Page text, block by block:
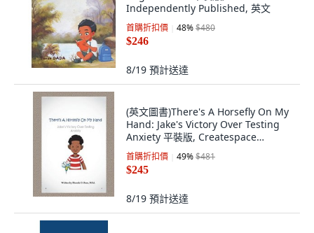
Independently Published, 英文
首購折扣價 48%$480
$246
8/19 預計送達
(英文圖書)There's A Horsefly On My
Hand: Jake's Victory Over Testing
Anxiety 平裝版, Createspace
Independent Pub..., 英文
首購折扣價 49%$481
$245
8/19 預計送達